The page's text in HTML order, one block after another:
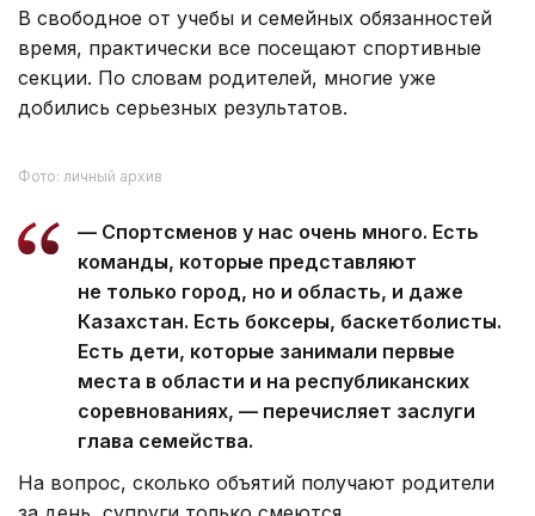
В свободное от учебы и семейных обязанностей
время, практически все посещают спортивные
секции. По словам родителей, многие уже
добились серьезных результатов.